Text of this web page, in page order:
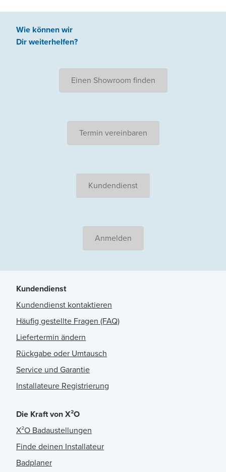
Wie können wir
Dir weiterhelfen?
Einen Showroom finden
Termin vereinbaren
Kundendienst
Anmelden
Kundendienst
Kundendienst kontaktieren
Häufig gestellte Fragen (FAQ)
Liefertermin ändern
Rückgabe oder Umtausch
Service und Garantie
Installateure Registrierung
Die Kraft von X²O
X²O Badaustellungen
Finde deinen Installateur
Badplaner